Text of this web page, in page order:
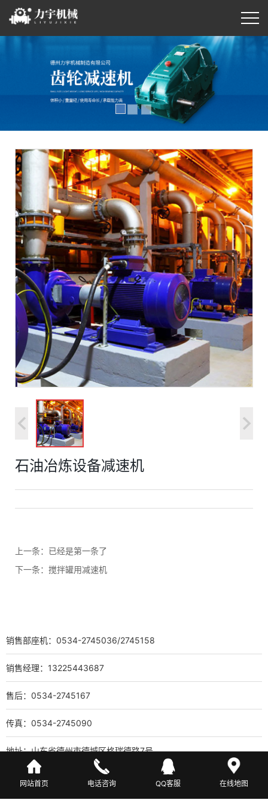
石油冶炼设备减速机
上一条：已经是第一条了
下一条： 搅拌罐用减速机
销售部座机：0534-2745036/2745158
销售经理：13225443687
售后：0534-2745167
传真：0534-2745090
地址：山东省德州市德城区格瑞德路7号
备案号：鲁ICP备17020074号-45
网站首页 电话咨询 QQ客服 在线地图